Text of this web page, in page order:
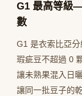
G1 最高等級
數
G1 是衣索比亞
瑕疵豆不超過 0
讓未熟果混入日
讓同一批豆子的